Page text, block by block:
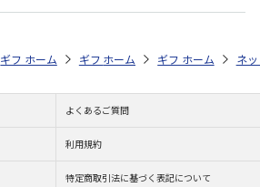
お中元・夏ギフト特集 2026 おつまみ・お惣菜
ギフトストア お中元・夏ギフト特集 2026
ホーム ギフトストア お中元・夏ギフト
ホーム ギフトストア お
ホーム ネ
よくあるご質問
利用規約
特定商取引法に基づく表記について